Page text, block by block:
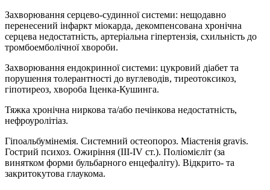
Захворювання серцево-судинної системи: нещодавно
перенесений інфаркт міокарда, декомпенсована хронічна
серцева недостатність, артеріальна гіпертензія, схильність до
тромбоемболічної хвороби.
Захворювання ендокринної системи: цукровий діабет та
порушення толерантності до вуглеводів, тиреотоксикоз,
гіпотиреоз, хвороба Іценка-Кушинга.
Тяжка хронічна ниркова та/або печінкова недостатність,
нефроуролітіаз.
Гіпоальбумінемія. Системний остеопороз. Міастенія gravis.
Гострий психоз. Ожиріння (III-IV ст.). Поліомієліт (за
винятком форми бульбарного енцефаліту). Відкрито- та
закритокутова глаукома.